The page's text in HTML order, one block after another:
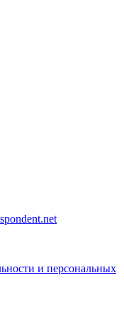
и персональных